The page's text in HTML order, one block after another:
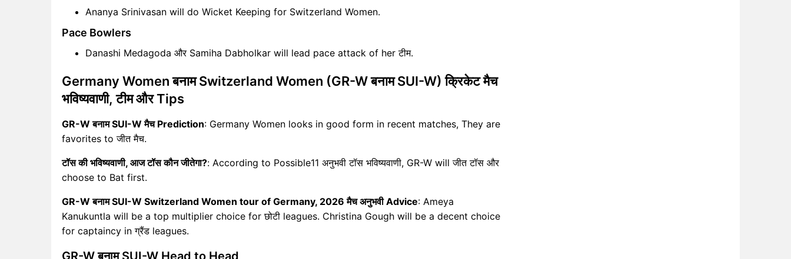
Ananya Srinivasan will do Wicket Keeping for Switzerland Women.
Pace Bowlers
Danashi Medagoda और Samiha Dabholkar will lead pace attack of her टीम.
Germany Women बनाम Switzerland Women (GR-W बनाम SUI-W) क्रिकेट मैच
भविष्यवाणी, टीम और Tips
GR-W बनाम SUI-W मैच Prediction: Germany Women looks in good form in recent matches, They are
favorites to जीत मैच.
टॉस की भविष्यवाणी, आज टॉस कौन जीतेगा?: According to Possible11 अनुभवी टॉस भविष्यवाणी, GR-W will जीत टॉस और
choose to Bat first.
GR-W बनाम SUI-W Switzerland Women tour of Germany, 2026 मैच अनुभवी Advice: Ameya
Kanukuntla will be a top multiplier choice for छोटी leagues. Christina Gough will be a decent choice
for captaincy in ग्रैंड leagues.